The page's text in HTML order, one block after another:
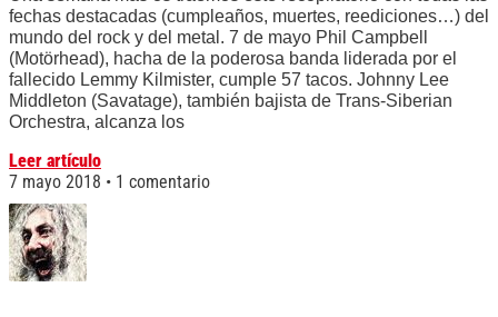
fechas destacadas (cumpleaños, muertes, reediciones…) del
mundo del rock y del metal. 7 de mayo Phil Campbell
(Motörhead), hacha de la poderosa banda liderada por el
fallecido Lemmy Kilmister, cumple 57 tacos. Johnny Lee
Middleton (Savatage), también bajista de Trans-Siberian
Orchestra, alcanza los
Leer artículo
7 mayo 2018
1 comentario